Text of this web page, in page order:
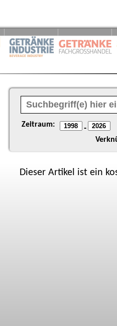
Zeitraum: -
Dieser Artikel ist ein